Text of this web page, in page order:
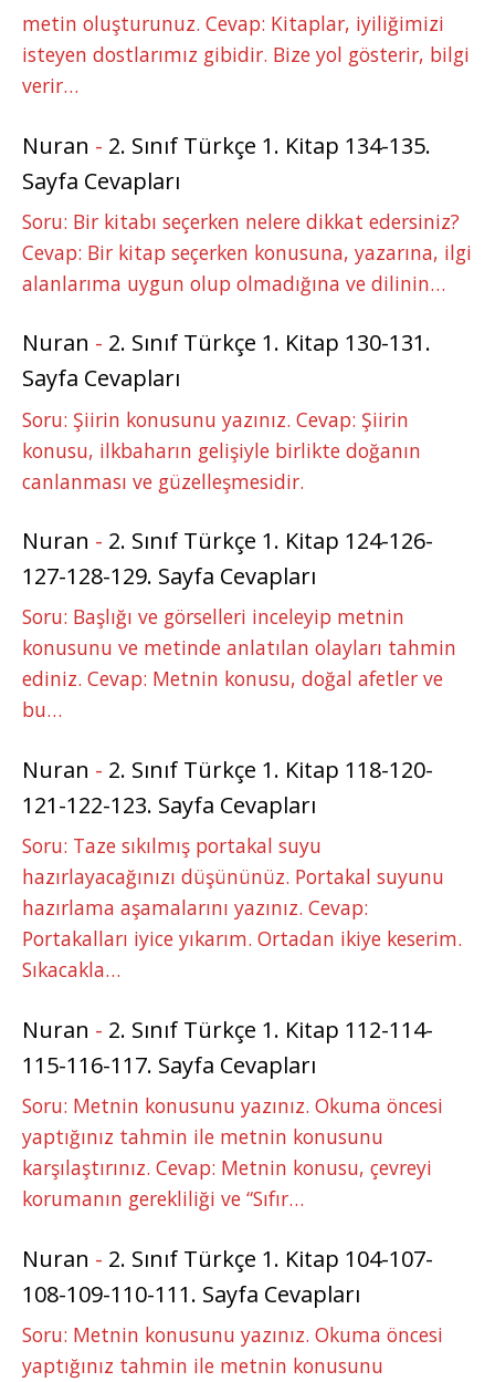
metin oluşturunuz. Cevap: Kitaplar, iyiliğimizi
isteyen dostlarımız gibidir. Bize yol gösterir, bilgi
verir…
Nuran - 2. Sınıf Türkçe 1. Kitap 134-135.
Sayfa Cevapları
Soru: Bir kitabı seçerken nelere dikkat edersiniz?
Cevap: Bir kitap seçerken konusuna, yazarına, ilgi
alanlarıma uygun olup olmadığına ve dilinin…
Nuran - 2. Sınıf Türkçe 1. Kitap 130-131.
Sayfa Cevapları
Soru: Şiirin konusunu yazınız. Cevap: Şiirin
konusu, ilkbaharın gelişiyle birlikte doğanın
canlanması ve güzelleşmesidir.
Nuran - 2. Sınıf Türkçe 1. Kitap 124-126-
127-128-129. Sayfa Cevapları
Soru: Başlığı ve görselleri inceleyip metnin
konusunu ve metinde anlatılan olayları tahmin
ediniz. Cevap: Metnin konusu, doğal afetler ve
bu…
Nuran - 2. Sınıf Türkçe 1. Kitap 118-120-
121-122-123. Sayfa Cevapları
Soru: Taze sıkılmış portakal suyu
hazırlayacağınızı düşününüz. Portakal suyunu
hazırlama aşamalarını yazınız. Cevap:
Portakalları iyice yıkarım. Ortadan ikiye keserim.
Sıkacakla…
Nuran - 2. Sınıf Türkçe 1. Kitap 112-114-
115-116-117. Sayfa Cevapları
Soru: Metnin konusunu yazınız. Okuma öncesi
yaptığınız tahmin ile metnin konusunu
karşılaştırınız. Cevap: Metnin konusu, çevreyi
korumanın gerekliliği ve “Sıfır…
Nuran - 2. Sınıf Türkçe 1. Kitap 104-107-
108-109-110-111. Sayfa Cevapları
Soru: Metnin konusunu yazınız. Okuma öncesi
yaptığınız tahmin ile metnin konusunu